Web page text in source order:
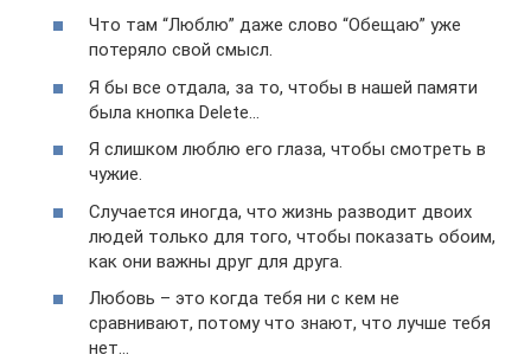
Что там “Люблю” даже слово “Обещаю” уже
потеряло свой смысл.
Я бы все отдала, за то, чтобы в нашей памяти
была кнопка Delete…
Я слишком люблю его глаза, чтобы смотреть в
чужие.
Случается иногда, что жизнь разводит двоих
людей только для того, чтобы показать обоим,
как они важны друг для друга.
Любовь – это когда тебя ни с кем не
сравнивают, потому что знают, что лучше тебя
нет…